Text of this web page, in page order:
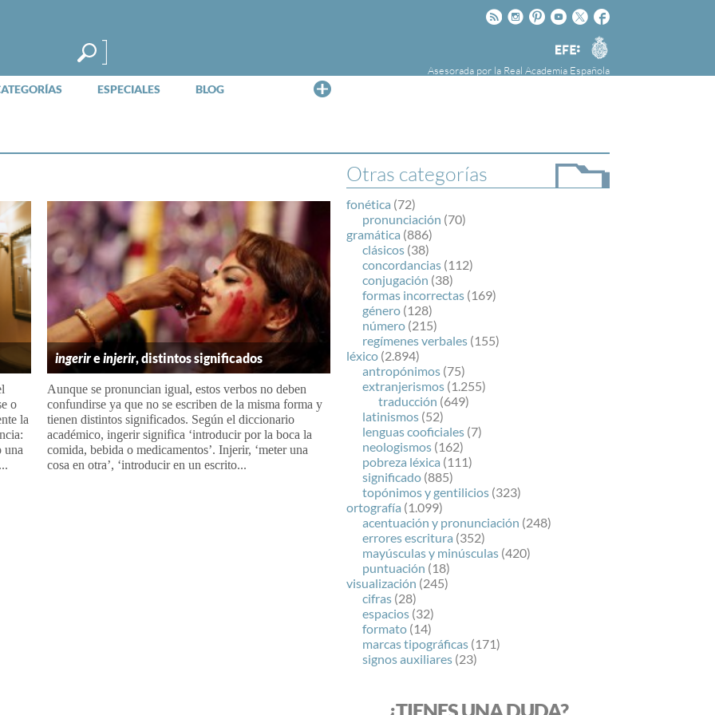
Facebook
Twitter
Youtube
Pinteres
Instagram
Rss
Agencia
EFE
Asesorada por la Real Academia Española
ESPECIALES BLOG
la Agencia Efe y la Real Academia Española,
cuyo objetivo es colaborar con el buen uso del
español en los medios de comunicación y en
Internet.
Otras categorías
fonética (72)
pronunciación (70)
gramática (886)
clásicos (38)
concordancias (112)
conjugación (38)
formas incorrectas (169)
género (128)
número (215)
regímenes verbales (155)
léxico (2.894)
antropónimos (75)
extranjerismos (1.255)
traducción (649)
latinismos (52)
lenguas cooficiales (7)
neologismos (162)
pobreza léxica (111)
significado (885)
topónimos y gentilicios (323)
ortografía (1.099)
acentuación y pronunciación (248)
errores escritura (352)
mayúsculas y minúsculas (420)
puntuación (18)
visualización (245)
cifras (28)
espacios (32)
formato (14)
marcas tipográficas (171)
signos auxiliares (23)
o
la
una
ingerireinjerir, distintos significados
Aunque se pronuncian igual, estos verbos no deben
confundirse ya que no se escriben de la misma forma y
tienen distintos significados. Según el diccionario
académico, ingerir significa ‘introducir por la boca la
comida, bebida o medicamentos’. Injerir, ‘meter una
cosa en otra’, ‘introducir en un escrito...
¿TIENES UNA DUDA?